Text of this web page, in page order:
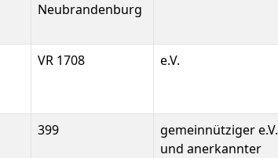
Neubrandenburg
VR 1708 e.V.
399
gemeinnütziger e.V.
und anerkannter